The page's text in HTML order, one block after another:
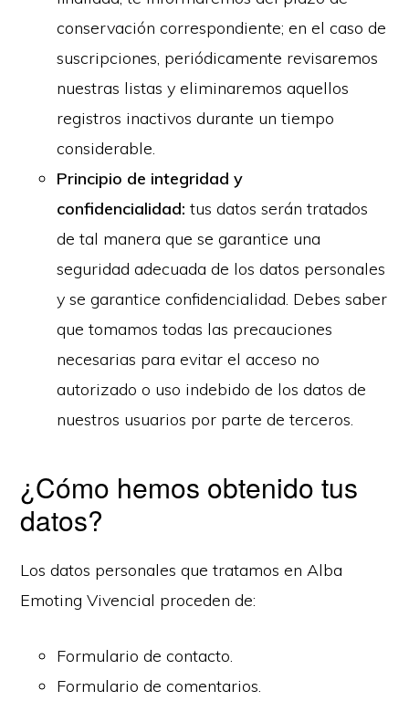
conservación correspondiente; en el caso de
suscripciones, periódicamente revisaremos
nuestras listas y eliminaremos aquellos
registros inactivos durante un tiempo
considerable.
Principio de integridad y
confidencialidad: tus datos serán tratados
de tal manera que se garantice una
seguridad adecuada de los datos personales
y se garantice confidencialidad. Debes saber
que tomamos todas las precauciones
necesarias para evitar el acceso no
autorizado o uso indebido de los datos de
nuestros usuarios por parte de terceros.
¿Cómo hemos obtenido tus
datos?
Los datos personales que tratamos en Alba
Emoting Vivencial proceden de:
Formulario de contacto.
Formulario de comentarios.